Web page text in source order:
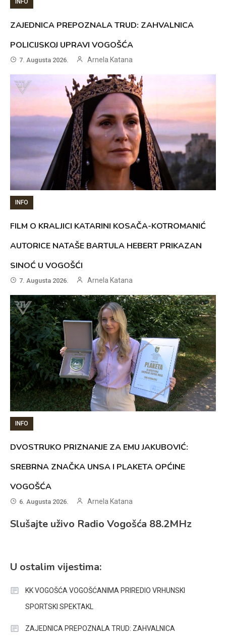
INFO
ZAJEDNICA PREPOZNALA TRUD: ZAHVALNICA
POLICIJSKOJ UPRAVI VOGOŠĆA
7. Augusta 2026. Arnela Katana
INFO
FILM O KRALJICI KATARINI KOSAČA-KOTROMANIĆ
AUTORICE NATAŠE BARTULA HEBERT PRIKAZAN
SINOĆ U VOGOŠĆI
7. Augusta 2026. Arnela Katana
INFO
DVOSTRUKO PRIZNANJE ZA EMU JAKUBOVIĆ:
SREBRNA ZNAČKA UNSA I PLAKETA OPĆINE
VOGOŠĆA
6. Augusta 2026. Arnela Katana
Slušajte uživo Radio Vogošća 88.2MHz
U ostalim vijestima:
KK VOGOŠĆA VOGOŠĆANIMA PRIREDIO VRHUNSKI
SPORTSKI SPEKTAKL
ZAJEDNICA PREPOZNALA TRUD: ZAHVALNICA